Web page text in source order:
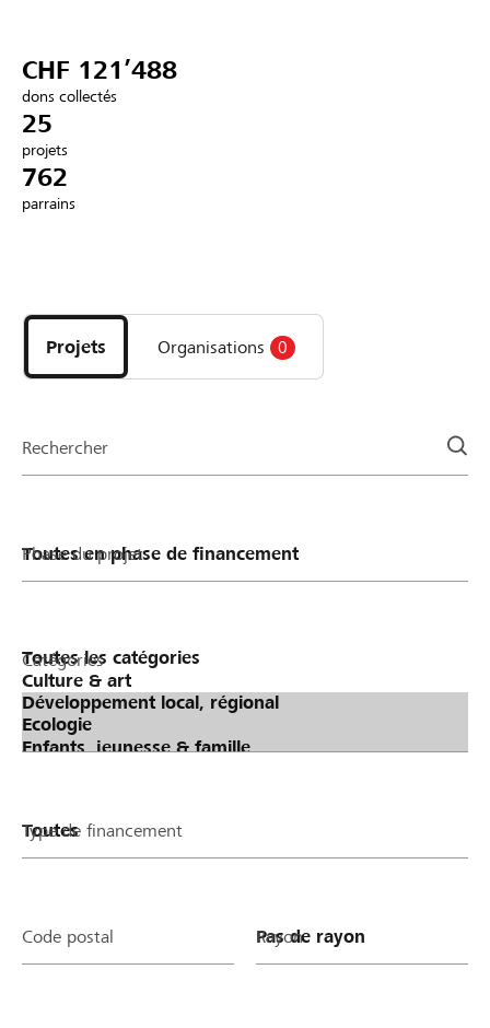
Se connecter
DE FR IT
CHF 121’488
dons collectés
25
projets
762
parrains
les
projets
et
la
Projets Organisations 0
Rechercher
Phase du projet
Catégories
Type de financement
Code postal Rayon